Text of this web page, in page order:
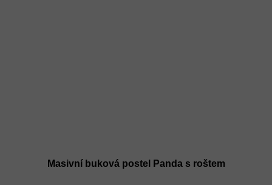
Masivní buková postel Panda s roštem